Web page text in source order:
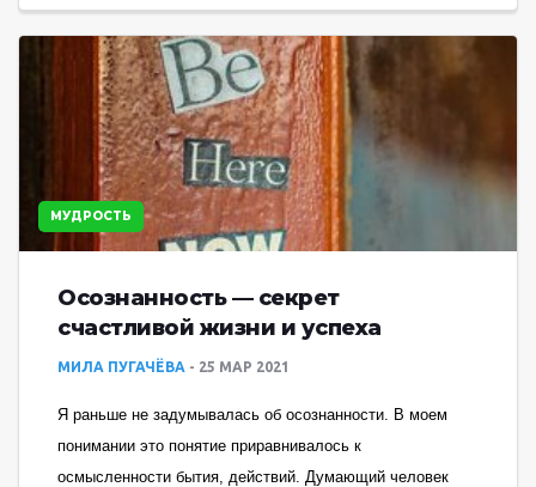
МУДРОСТЬ
Осознанность — секрет
счастливой жизни и успеха
МИЛА ПУГАЧЁВА 25 МАР 2021
Я раньше не задумывалась об осознанности. В моем
понимании это понятие приравнивалось к
осмысленности бытия, действий. Думающий человек